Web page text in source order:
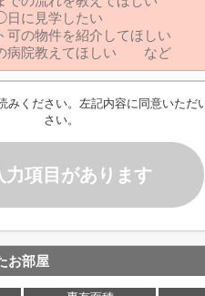
みください。左記内容に同意いただ
さい。
力項目があります
お部屋